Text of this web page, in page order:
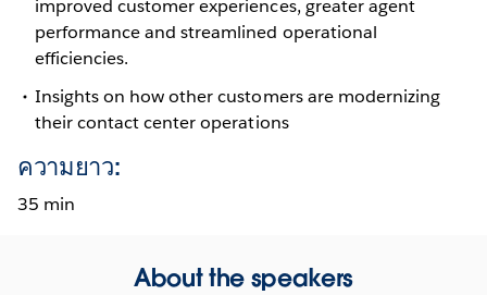
improved customer experiences, greater agent
performance and streamlined operational
efficiencies.
Insights on how other customers are modernizing
their contact center operations
ความยาว:
35 min
About the speakers